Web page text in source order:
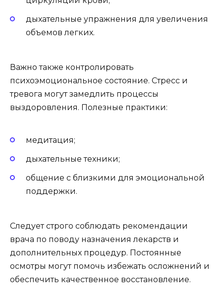
дыхательные упражнения для увеличения
объемов легких.
Важно также контролировать
психоэмоциональное состояние. Стресс и
тревога могут замедлить процессы
выздоровления. Полезные практики:
медитация;
дыхательные техники;
общение с близкими для эмоциональной
поддержки.
Следует строго соблюдать рекомендации
врача по поводу назначения лекарств и
дополнительных процедур. Постоянные
осмотры могут помочь избежать осложнений и
обеспечить качественное восстановление.